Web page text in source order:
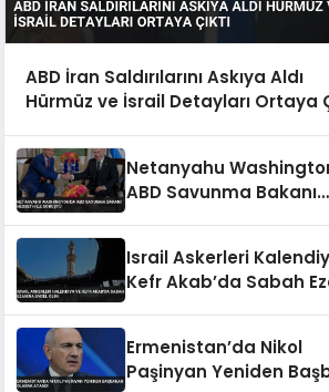
ABD İran Saldırılarını Askıya Aldı
Hürmüz ve İsrail Detayları Ortaya
Netanyahu
ABD Savunma Bakanı
Israil Askerleri
Kefr Akab’da Sabah
Ermenistan’da Nikol
Paşinyan Yeniden